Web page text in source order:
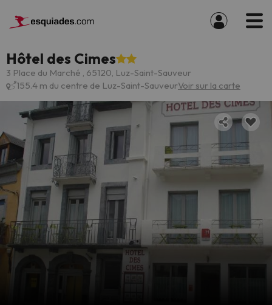
Hôtel des Cimes
3 Place du Marché , 65120, Luz-Saint-Sauveur
155.4 m du centre de Luz-Saint-SauveurVoir sur la carte